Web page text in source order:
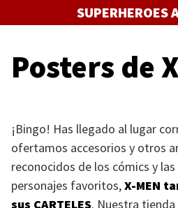
al
SUPERHEROES
Posters de
¡Bingo! Has llegado al lugar
ofertamos accesorios y otros
reconocidos de los cómics y
personajes favoritos,X-MEN
sus CARTELES. Nuestra